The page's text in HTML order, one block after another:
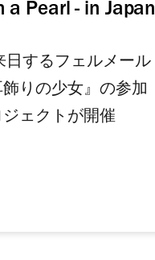
a Pearl - in Japan
日するフェルメール
りの少女』の参加
ェクトが開催